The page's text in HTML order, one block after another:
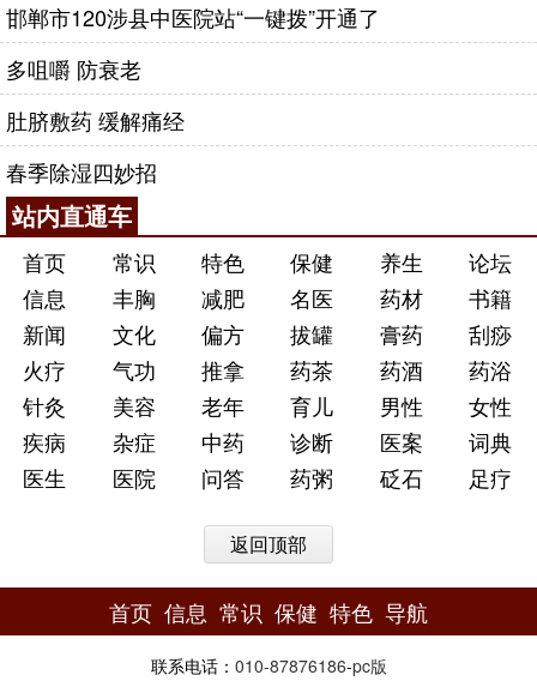
邯郸市120涉县中医院站“一键拨”开通了
多咀嚼 防衰老
肚脐敷药 缓解痛经
春季除湿四妙招
站内直通车
首页 常识 特色 保健 养生
论坛
信息
丰胸 减肥 名医 药材
书籍
新闻
文化 偏方 拔罐 膏药
刮痧
火疗
气功 推拿 药茶 药酒
药浴
针灸
美容 老年 育儿 男性
女性
疾病
杂症 中药 诊断 医案
词典
医生
医院 问答 药粥 砭石 足疗
返回顶部
首页 信息 常识 保健 特色 导航
联系电话： 010-87876186-pc版